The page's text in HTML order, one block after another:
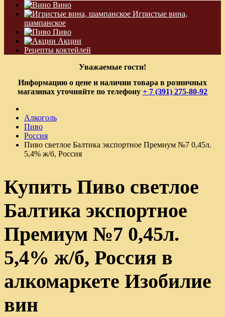
Вино
Игристые вина,
шампанское
Пиво
Акции
Рецепты коктейлей
Уважаемые гости!
Информацию о цене и наличии товара в розничных
магазинах уточняйте по телефону + 7 (391) 275-80-92
Алкоголь
Пиво
Россия
Пиво светлое Балтика экспортное Премиум №7 0,45л.
5,4% ж/б, Россия
Купить Пиво светлое
Балтика экспортное
Премиум №7 0,45л.
5,4% ж/б, Россия в
алкомаркете Изобилие
вин